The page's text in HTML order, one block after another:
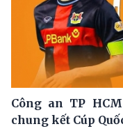
Công an TP
chung kết Cúp